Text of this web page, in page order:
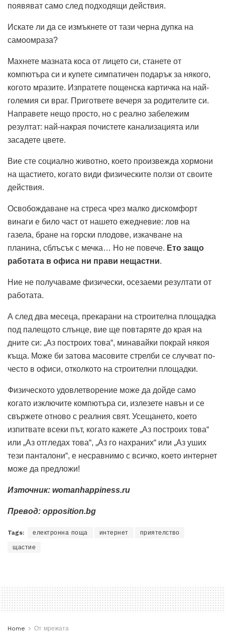
появяват само след подходящи действия.
Искате ли да се измъкнете от тази черна дупка на
самоомраза?
Махнете мазната коса от лицето си, станете от
компютъра си и купете симпатичен подарък за някого,
когото мразите. Изпратете пощенска картичка на най-
големия си враг. Пригответе вечеря за родителите си.
Направете нещо просто, но с реално забележим
резултат: най-накрая почистете канализацията или
засадете цвете.
Вие сте социално животно, което произвежда хормони
на щастието, когато види физическите ползи от своите
действия.
Освобождаване на стреса чрез малко дискомфорт
винаги е било част от нашето ежедневие: лов на
газела, бране на горски плодове, изкачване на
планина, сблъсък с мечка… Но не повече. Ето защо
работата в офиса ни прави нещастни.
Ние не получаваме физически, осезаеми резултати от
работата.
А след два месеца, прекарани на строителна площадка
под палещото слънце, вие ще повтаряте до края на
дните си: „Аз построих това“, минавайки покрай някоя
къща. Може би затова масовите стрелби се случват по-
често в офиси, отколкото на строителни площадки.
Физическото удовлетворение може да дойде само
когато изключите компютъра си, излезете навън и се
свържете отново с реалния свят. Усещането, което
изпитвате всеки път, когато кажете „Аз построих това“
или „Аз отгледах това“, „Аз го нахраних“ или „Аз уших
тези панталони“, е несравнимо с всичко, което интернет
може да предложи!
Източник: womanhappiness.ru
Превод: opposition.bg
Tags: електронна поща интернет приятелство
щастие
Home От мрежата